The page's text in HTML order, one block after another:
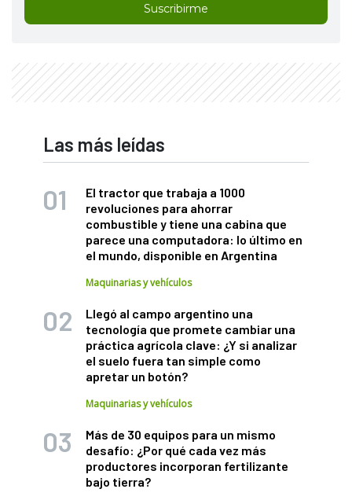
Suscribirme
Las más leídas
El tractor que trabaja a 1000
revoluciones para ahorrar
combustible y tiene una cabina que
parece una computadora: lo último en
el mundo, disponible en Argentina
Maquinarias y vehículos
Llegó al campo argentino una
tecnología que promete cambiar una
práctica agrícola clave: ¿Y si analizar
el suelo fuera tan simple como
apretar un botón?
Maquinarias y vehículos
Más de 30 equipos para un mismo
desafío: ¿Por qué cada vez más
productores incorporan fertilizante
bajo tierra?